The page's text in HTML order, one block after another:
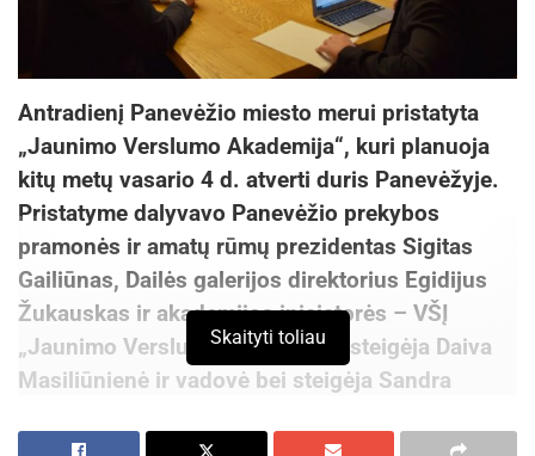
Antradienį Panevėžio miesto merui pristatyta
„Jaunimo Verslumo Akademija“, kuri planuoja
kitų metų vasario 4 d. atverti duris Panevėžyje.
Pristatyme dalyvavo Panevėžio prekybos
pramonės ir amatų rūmų prezidentas Sigitas
Gailiūnas, Dailės galerijos direktorius Egidijus
Žukauskas ir akademijos iniciatorės – VŠĮ
„Jaunimo Verslumo Akademija“ steigėja Daiva
Masiliūnienė ir vadovė bei steigėja Sandra
Skaityti toliau